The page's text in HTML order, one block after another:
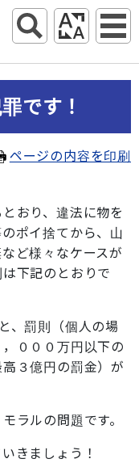
です！
ページの内容を印刷
おり、違法に物を
ポイ捨てから、山
ど様々なケースが
下記のとおりで
、罰則（個人の場
０００万円以下の
３億円の罰金）が
ラルの問題です。
きましょう！